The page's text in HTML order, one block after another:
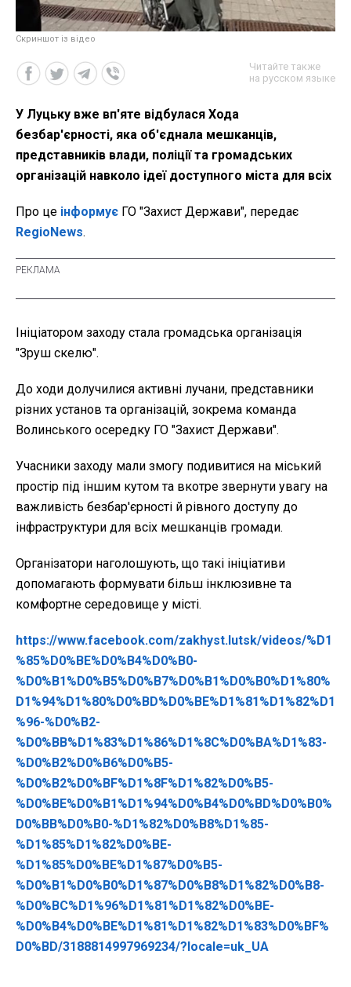
Скриншот із відео
Читайте также
на русском языке
У Луцьку вже вп'яте відбулася Хода
безбар'єрності, яка об'єднала мешканців,
представників влади, поліції та громадських
організацій навколо ідеї доступного міста для всіх
Про це інформує ГО "Захист Держави", передає
RegioNews.
Ініціатором заходу стала громадська організація
"Зруш скелю".
До ходи долучилися активні лучани, представники
різних установ та організацій, зокрема команда
Волинського осередку ГО "Захист Держави".
Учасники заходу мали змогу подивитися на міський
простір під іншим кутом та вкотре звернути увагу на
важливість безбар'єрності й рівного доступу до
інфраструктури для всіх мешканців громади.
Організатори наголошують, що такі ініціативи
допомагають формувати більш інклюзивне та
комфортне середовище у місті.
https://www.facebook.com/zakhyst.lutsk/videos/%D1
%85%D0%BE%D0%B4%D0%B0-
%D0%B1%D0%B5%D0%B7%D0%B1%D0%B0%D1%80%
D1%94%D1%80%D0%BD%D0%BE%D1%81%D1%82%D1
%96-%D0%B2-
%D0%BB%D1%83%D1%86%D1%8C%D0%BA%D1%83-
%D0%B2%D0%B6%D0%B5-
%D0%B2%D0%BF%D1%8F%D1%82%D0%B5-
%D0%BE%D0%B1%D1%94%D0%B4%D0%BD%D0%B0%
D0%BB%D0%B0-%D1%82%D0%B8%D1%85-
%D1%85%D1%82%D0%BE-
%D1%85%D0%BE%D1%87%D0%B5-
%D0%B1%D0%B0%D1%87%D0%B8%D1%82%D0%B8-
%D0%BC%D1%96%D1%81%D1%82%D0%BE-
%D0%B4%D0%BE%D1%81%D1%82%D1%83%D0%BF%
D0%BD/3188814997969234/?locale=uk_UA